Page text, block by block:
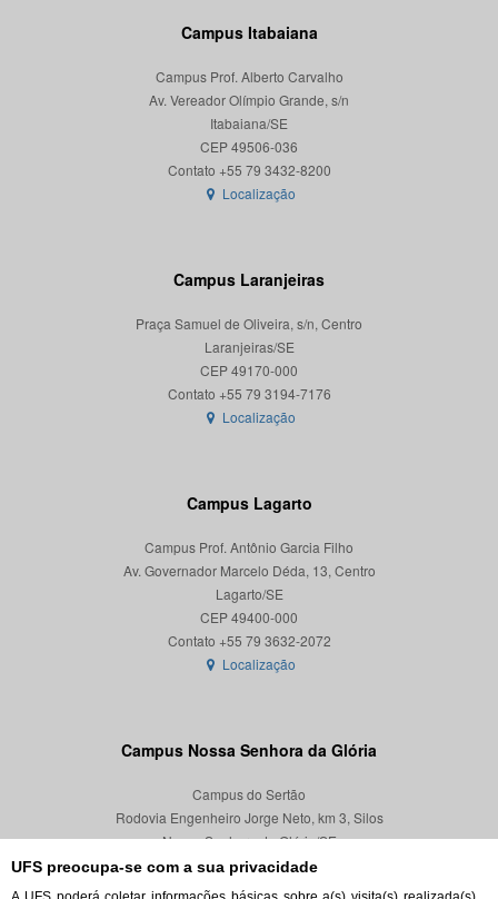
UFS preocupa-se com a sua privacidade
Campus Itabaiana
Campus Prof. Alberto Carvalho
Av. Vereador Olímpio Grande, s/n
Itabaiana/SE
CEP 49506-036
Localização
Campus Laranjeiras
Praça Samuel de Oliveira, s/n, Centro
Laranjeiras/SE
CEP 49170-000
Localização
Campus Lagarto
Campus Prof. Antônio Garcia Filho
Av. Governador Marcelo Déda, 13, Centro
Lagarto/SE
CEP 49400-000
Localização
Campus Nossa Senhora da Glória
Campus do Sertão
Rodovia Engenheiro Jorge Neto, km 3, Silos
Nossa Senhora da Glória/SE
CEP 49680-000